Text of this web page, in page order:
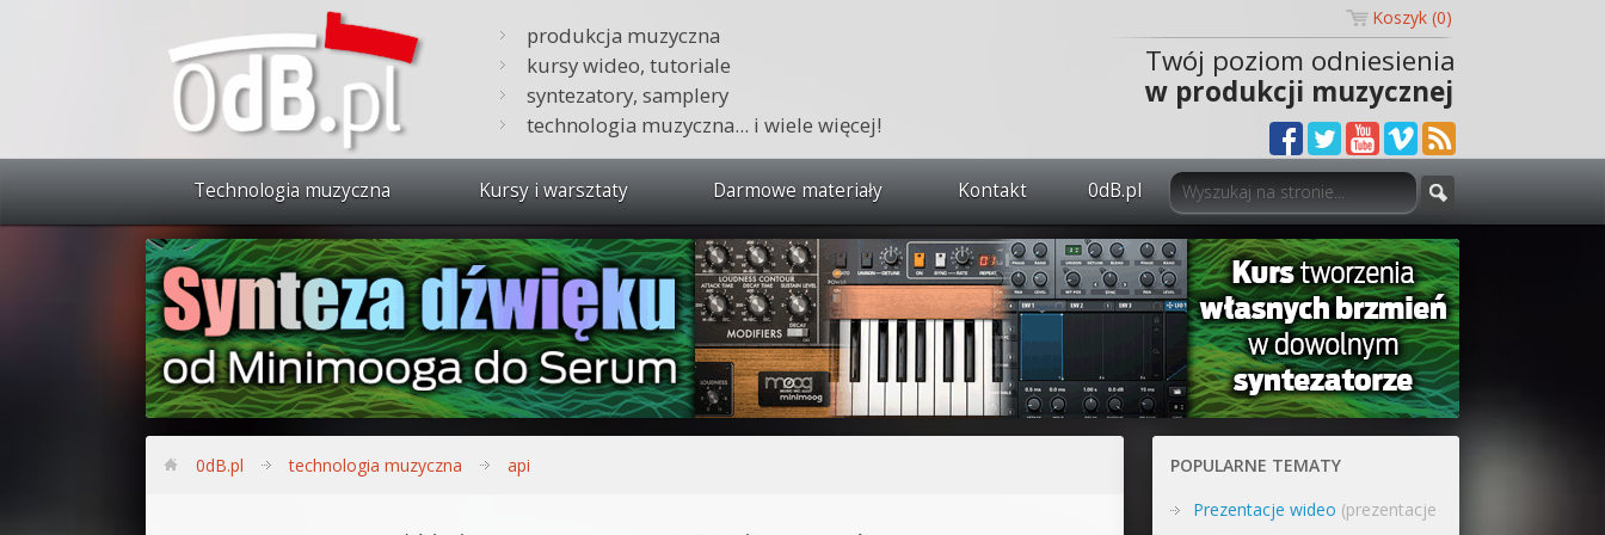
produkcja muzyczna
kursy wideo, tutoriale
syntezatory, samplery
technologia muzyczna... i wiele więcej!
Koszyk (0)
Twój poziom odniesienia
w produkcji muzycznej
Technologia muzyczna Kursy i warsztaty
Zobacz wszystkie kursy i warsztaty
Synteza dźwięku 🔥
Produkcja muzyczna w praktyce
Bitwig Studio od podstaw
Darmowe materiały Kontakt 0dB.pl
0dB.pl - informacje
Newsletter
Materiały dla mediów
Archiwum aktualności
0dB.pl technologia muzyczna api
POPULARNE TEMATY
Prezentacje wideo (prezentacje